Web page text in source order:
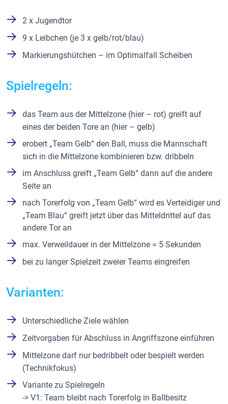
2 x Jugendtor
9 x Leibchen (je 3 x gelb/rot/blau)
Markierungshütchen – im Optimalfall Scheiben
Spielregeln:
das Team aus der Mittelzone (hier – rot) greift auf
eines der beiden Tore an (hier – gelb)
erobert „Team Gelb“ den Ball, muss die Mannschaft
sich in die Mittelzone kombinieren bzw. dribbeln
im Anschluss greift „Team Gelb“ dann auf die andere
Seite an
nach Torerfolg von „Team Gelb“ wird es Verteidiger und
„Team Blau“ greift jetzt über das Mitteldrittel auf das
andere Tor an
max. Verweildauer in der Mittelzone = 5 Sekunden
bei zu langer Spielzeit zweier Teams eingreifen
Varianten:
Unterschiedliche Ziele wählen
Zeitvorgaben für Abschluss in Angriffszone einführen
Mittelzone darf nur bedribbelt oder bespielt werden
(Technikfokus)
Variante zu Spielregeln
-> V1: Team bleibt nach Torerfolg in Ballbesitz